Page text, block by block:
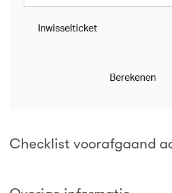
Inwisselticket
Berekenen
Checklist voorafgaand